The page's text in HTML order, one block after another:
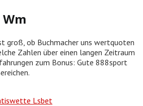
groß, ob Buchmacher uns wertquoten
Zahlen über einen langen Zeitraum
zum Bonus: Gute 888sport
Lsbet